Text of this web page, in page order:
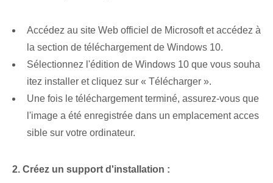
Accédez au site Web officiel de Microsoft et accédez à
la section de téléchargement de Windows 10.
Sélectionnez l'édition de Windows 10 que vous souha
itez installer et cliquez sur « Télécharger ».
Une fois le téléchargement terminé, assurez-vous que
l'image a été enregistrée dans un emplacement acces
sible sur votre ordinateur.
2. Créez un support d'installation :